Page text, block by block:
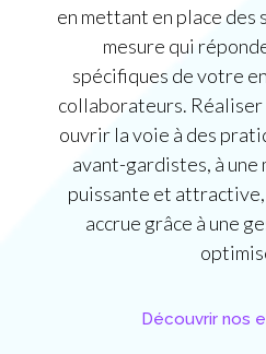
en mettant en place
mesure qui
spécifiques de votre
collaborateurs. Réaliser
ouvrir la voie à des
avant-gardistes, à une
puissante et
accrue grâce à une
Découvrir nos